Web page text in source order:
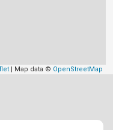
| Map data © OpenStreetMap